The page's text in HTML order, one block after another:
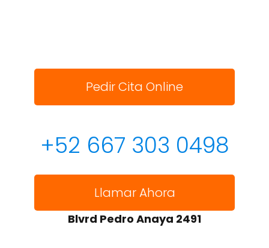
Pedir Cita Online
+52 667 303 0498
Llamar Ahora
Blvrd Pedro Anaya 2491